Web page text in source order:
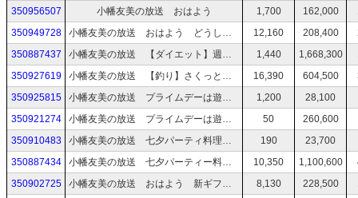
350956507
小幡友美の放送 おはよう 1,700 162,000
350949728
小幡友美の放送 おはよう どうしよう 12,160 208,400
350887437
小幡友美の放送 【ダイエット】週一トレーニング！有酸素運動！ 1,440 1,668,300
350927619
小幡友美の放送 【釣り】さくっとカサゴ狙い 16,390 604,500
350925815
小幡友美の放送 プライムデーは遊びじゃない！本番セールカウントダウン！ 1,200
28,100
350921274
小幡友美の放送 プライムデーは遊びじゃない！本番セールカウントダウン！ 50
260,600
350910483
小幡友美の放送 七夕パーティ料理するよ 190
23,700
350887434
小幡友美の放送 七夕パーティー料理の準備するよ！ 10,350 1,100,600
350902725
小幡友美の放送 おはよう 新ギフト【こめぴただよー】ができました 8,130 228,500